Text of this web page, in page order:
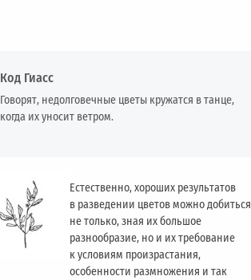
Код Гиасс
Говорят, недолговечные цветы кружатся в танце,
когда их уносит ветром.
Естественно, хороших результатов
в разведении цветов можно добиться
не только, зная их большое
разнообразие, но и их требование
к условиям произрастания,
особенности размножения и так